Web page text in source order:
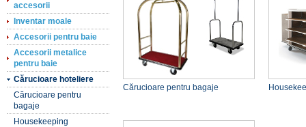
accesorii
Inventar moale
Accesorii pentru baie
Accesorii metalice
pentru baie
Cărucioare hoteliere
Cărucioare pentru
bagaje
Housekeeping
Cărucioare pentru bagaje